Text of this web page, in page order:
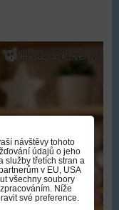
návštěvy tohoto
údajů o jeho
služby třetích stran a
v EU, USA
všechny soubory
Níže
své preference.